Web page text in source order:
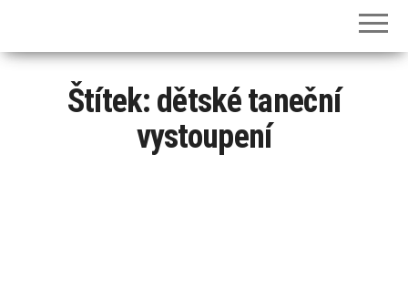
Štítek: dětské taneční
vystoupení